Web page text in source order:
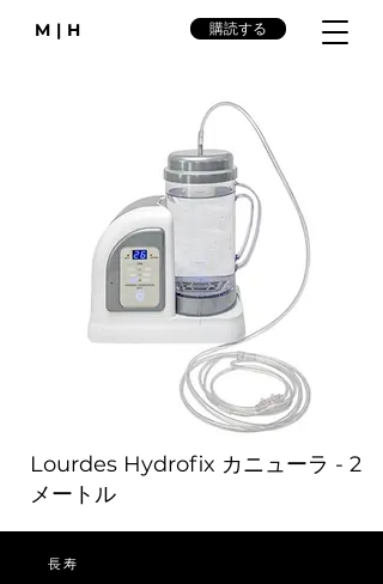
M|H 購読する
Lourdes Hydrofix カニューラ - 2
メートル
長寿